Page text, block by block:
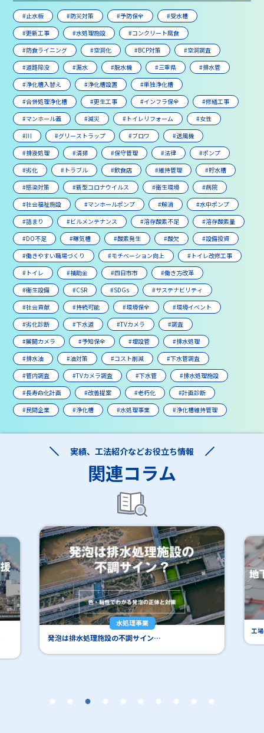
#止水板 #防災対策 #予防保全
#受水槽
#更新工事
#水処理施設
#コンクリート腐食
#防食ライニング
#空洞化 #BCP対策
#空洞調査
#道路陥没
#漏水 #脱水機 #三重県
#排水管
#浄化槽入替え
#浄化槽設置
#単独浄化槽
#合併処理浄化槽
#更生工事 #インフラ保全
#修繕工事
#マンホール蓋
#減災 #トイレリフォーム
#女性
#川
#グリーストラップ #ブロワ
#送風機
#排液処理
#清掃 #保守管理 #法律
#ポンプ
#劣化
#トラブル #飲食店 #維持管理
#貯水槽
#感染対策
#新型コロナウイルス #衛生環境
#病院
#社会福祉施設
#マンホールポンプ #解消
#水中ポンプ
#詰まり
#ビルメンテナンス #溶存酸素不足
#溶存酸素量
#DO不足
#曝気槽 #酸素発生 #酸欠
#設備投資
#働きやすい職場づくり
#モチベーション向上
#トイレ改修工事
#トイレ
#補助金 #四日市市
#働き方改革
#衛生設備
#CSR #SDGs
#サステナビリティ
#社会貢献
#持続可能 #環境保全
#環境イベント
#劣化診断
#下水道 #TVカメラ
#調査
#展開カメラ
#予知保全 #埋設管
#排水処理
#排水油
#油対策 #コスト削減
#下水管調査
#管内調査
#TVカメラ調査 #下水管
#排水処理施設
#長寿命化計画
#改善提案 #老朽化
#計画診断
#民間企業
#浄化槽 #水処理事業 #浄化槽維持管理
実績、工法紹介などお役立ち情報
関連コラム
水処理事業
発泡は排水処理施設の不調サイン… 工場の埋設管調査